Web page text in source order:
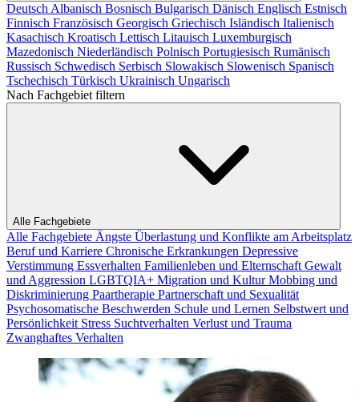
Deutsch Albanisch Bosnisch Bulgarisch Dänisch Englisch Estnisch
Finnisch Französisch Georgisch Griechisch Isländisch Italienisch
Kasachisch Kroatisch Lettisch Litauisch Luxemburgisch
Mazedonisch Niederländisch Polnisch Portugiesisch Rumänisch
Russisch Schwedisch Serbisch Slowakisch Slowenisch Spanisch
Tschechisch Türkisch Ukrainisch Ungarisch
Nach Fachgebiet filtern
Alle Fachgebiete
Alle Fachgebiete Ängste Überlastung und Konflikte am Arbeitsplatz
Beruf und Karriere Chronische Erkrankungen Depressive
Verstimmung Essverhalten Familienleben und Elternschaft Gewalt
und Aggression LGBTQIA+ Migration und KulturMobbing und
Diskriminierung Paartherapie Partnerschaft und Sexualität
Psychosomatische Beschwerden Schule und Lernen Selbstwert und
Persönlichkeit Stress Suchtverhalten Verlust und Trauma
Zwanghaftes Verhalten